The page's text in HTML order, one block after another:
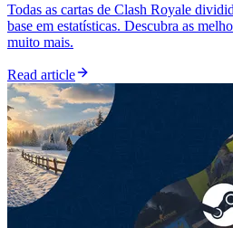
Todas as cartas de Clash Royale
base em estatísticas. Descubra as
muito mais.
Read article